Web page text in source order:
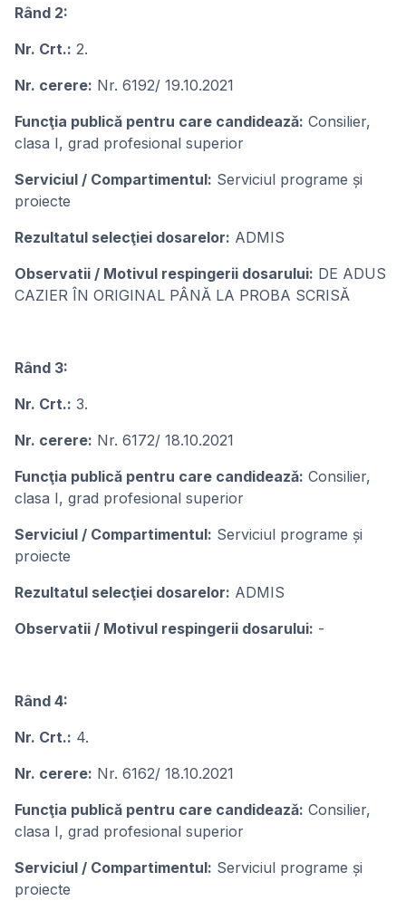
Rând 2:
Nr. Crt.: 2.
Nr. cerere: Nr. 6192/ 19.10.2021
Funcţia publicǎ pentru care candideazǎ: Consilier,
clasa I, grad profesional superior
Serviciul / Compartimentul: Serviciul programe și
proiecte
Rezultatul selecţiei dosarelor: ADMIS
Observatii / Motivul respingerii dosarului: DE ADUS
CAZIER ÎN ORIGINAL PÂNĂ LA PROBA SCRISĂ
Rând 3:
Nr. Crt.: 3.
Nr. cerere: Nr. 6172/ 18.10.2021
Funcţia publicǎ pentru care candideazǎ: Consilier,
clasa I, grad profesional superior
Serviciul / Compartimentul: Serviciul programe și
proiecte
Rezultatul selecţiei dosarelor: ADMIS
Observatii / Motivul respingerii dosarului: -
Rând 4:
Nr. Crt.: 4.
Nr. cerere: Nr. 6162/ 18.10.2021
Funcţia publicǎ pentru care candideazǎ: Consilier,
clasa I, grad profesional superior
Serviciul / Compartimentul: Serviciul programe și
proiecte